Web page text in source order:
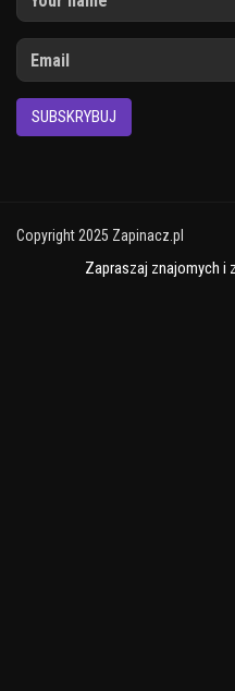
SUBSKRYBUJ
Copyright 2025 Zapinacz.pl
Zapraszaj znajomych i